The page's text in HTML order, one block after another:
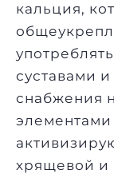
кальция,
суставами
снабжения
хрящевой и